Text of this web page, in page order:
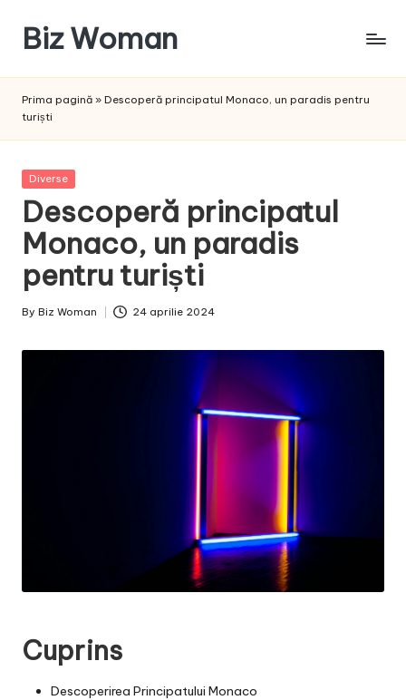
content
Biz Woman
succesul
Prima pagină » Descoperă principatul Monaco, un paradis pentru
turiști
Posted
Diverse
Descoperă principatul
Monaco, un paradis
pentru turiști
Posted
By Biz Woman 24 aprilie 2024
Cuprins
Descoperirea Principatului Monaco